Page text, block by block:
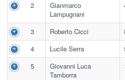
2
Gianmarco
Lampugnani
3 Roberto Cicci
4
Lucile Serra
5
Giovanni Luca
Tamborra